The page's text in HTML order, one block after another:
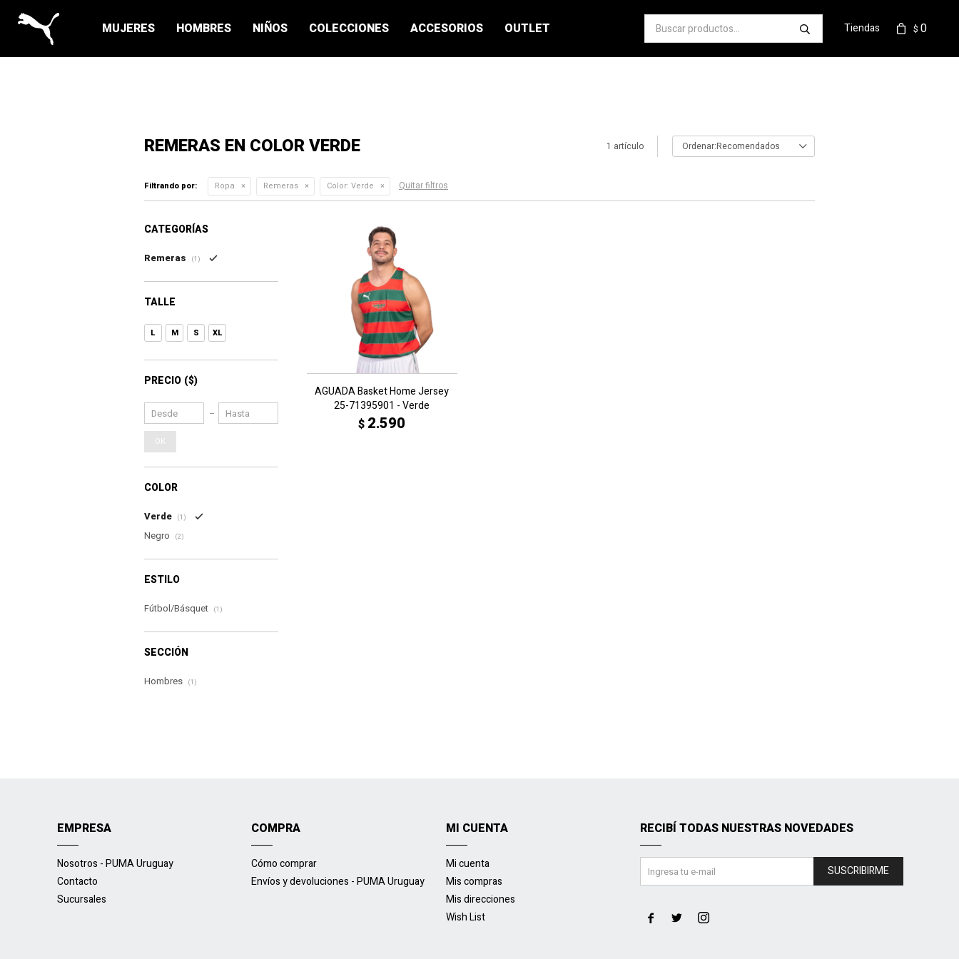
MUJERES HOMBRES NIÑOS COLECCIONES ACCESORIOS OUTLET $ 0
Tiendas
REMERAS EN COLOR VERDE 1 artículo Recomendados
Filtrando por: Ropa Remeras Color: Verde Quitar filtros
AGUADA Basket Home Jersey
25-71395901 - Verde
$ 2.590
CATEGORÍAS
Remeras (1)
TALLE
L M S XL
PRECIO ($)
OK
COLOR
Verde (1)
Negro (2)
ESTILO
Fútbol/Básquet (1)
SECCIÓN
Hombres (1)
EMPRESA
Nosotros - PUMA Uruguay
Contacto
Sucursales
COMPRA
Cómo comprar
Envíos y devoluciones - PUMA Uruguay
MI CUENTA
Mi cuenta
Mis compras
Mis direcciones
Wish List
RECIBÍ TODAS NUESTRAS NOVEDADES
SUSCRIBIRME
  